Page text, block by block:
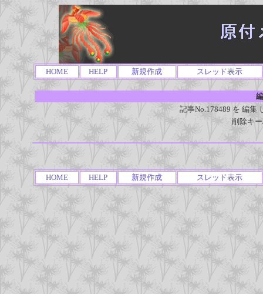
HOME HELP 新規作成 スレッド表示
記事No.178489 を 編集
削除キ
HOME HELP 新規作成 スレッド表示